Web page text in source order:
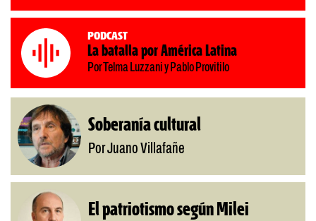
Podcast
La batalla por América Latina
Por Telma Luzzani y Pablo Provitilo
Soberanía cultural
Por Juano Villafañe
El patriotismo según Milei